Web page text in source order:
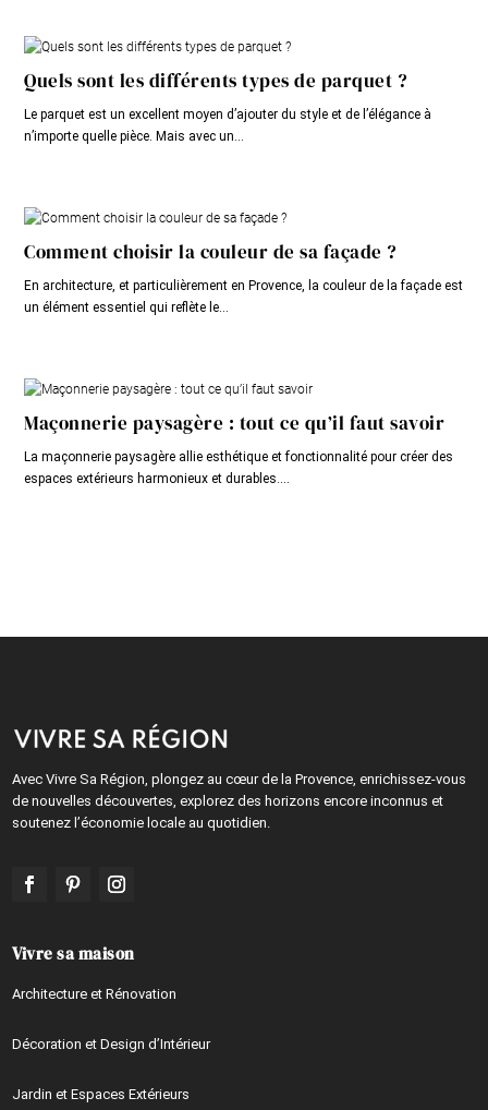
Quels sont les différents types de parquet ?
Le parquet est un excellent moyen d’ajouter du style et de l’élégance à
n’importe quelle pièce. Mais avec un...
Comment choisir la couleur de sa façade ?
En architecture, et particulièrement en Provence, la couleur de la façade est
un élément essentiel qui reflète le...
Maçonnerie paysagère : tout ce qu’il faut savoir
La maçonnerie paysagère allie esthétique et fonctionnalité pour créer des
espaces extérieurs harmonieux et durables....
Avec Vivre Sa Région, plongez au cœur de la Provence, enrichissez-vous
de nouvelles découvertes, explorez des horizons encore inconnus et
soutenez l’économie locale au quotidien.
Vivre sa maison
Architecture et Rénovation
Décoration et Design d’Intérieur
Jardin et Espaces Extérieurs